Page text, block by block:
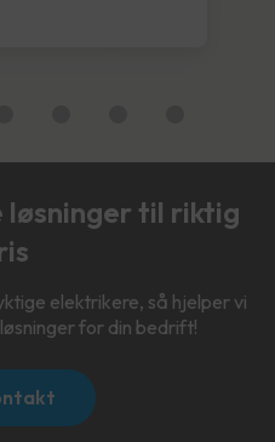
løsninger til riktig
elektrikere, så hjelper vi
for din bedrift!